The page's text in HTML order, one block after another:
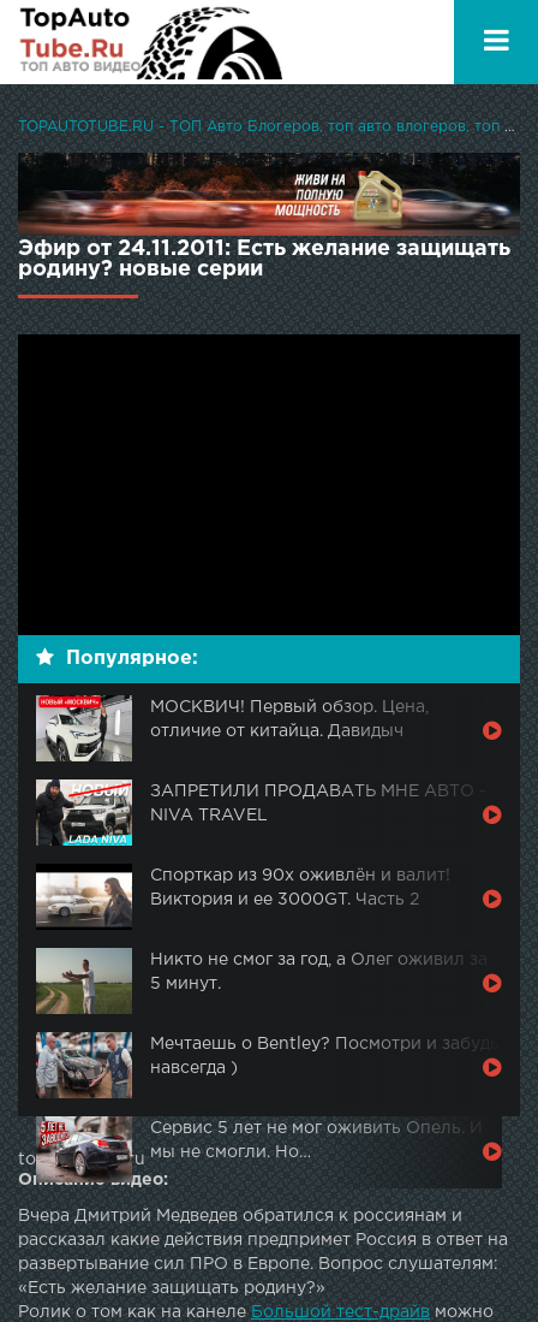
TOPAUTOTUBE.RU - ТОП Авто Блогеров, топ авто влогеров, топ авто ютуберов
Эфир от 24.11.2011: Есть желание защищать
родину? новые серии
Популярное:
МОСКВИЧ! Первый обзор. Цена,
отличие от китайца. Давидыч
ЗАПРЕТИЛИ ПРОДАВАТЬ МНЕ АВТО -
NIVA TRAVEL
Спорткар из 90х оживлён и валит!
Виктория и ее 3000GT. Часть 2
Никто не смог за год, а Олег оживил за
5 минут.
Мечтаешь о Bentley? Посмотри и забудь
навсегда )
Сервис 5 лет не мог оживить Опель. И
мы не смогли. Но…
topautotube.ru
Описание видео:
Вчера Дмитрий Медведев обратился к россиянам и
рассказал какие действия предпримет Россия в ответ на
развертывание сил ПРО в Европе. Вопрос слушателям:
«Есть желание защищать родину?»
Ролик о том как на канелеБольшой тест-драйв можно